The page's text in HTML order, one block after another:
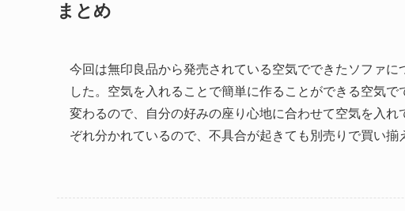
まとめ
今回は無印良品から発売されている空気でできたソファ
した。空気を入れることで簡単に作ることができる空気
変わるので、自分の好みの座り心地に合わせて空気を入
ぞれ分かれているので、不具合が起きても別売りで買い揃